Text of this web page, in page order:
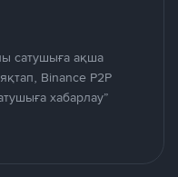
сатушыға ақша
Binance P2P
хабарлау”